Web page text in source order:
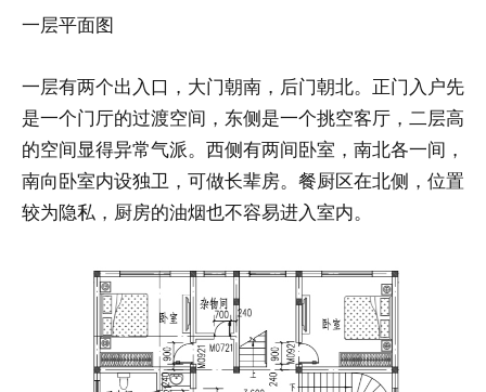
一层平面图
一层有两个出入口，大门朝南，后门朝北。正门入户先
是一个门厅的过渡空间，东侧是一个挑空客厅，二层高
的空间显得异常气派。西侧有两间卧室，南北各一间，
南向卧室内设独卫，可做长辈房。餐厨区在北侧，位置
较为隐私，厨房的油烟也不容易进入室内。